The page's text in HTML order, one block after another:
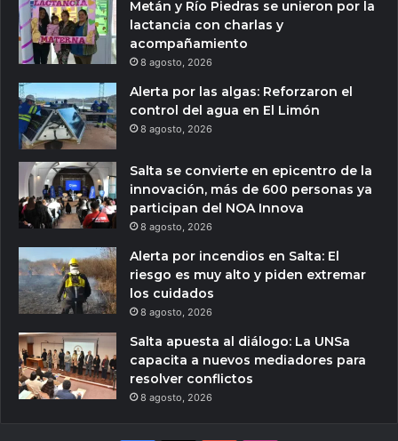
Metán y Río Piedras se unieron por la
lactancia con charlas y
acompañamiento
8 agosto, 2026
Alerta por las algas: Reforzaron el
control del agua en El Limón
8 agosto, 2026
Salta se convierte en epicentro de la
innovación, más de 600 personas ya
participan del NOA Innova
8 agosto, 2026
Alerta por incendios en Salta: El
riesgo es muy alto y piden extremar
los cuidados
8 agosto, 2026
Salta apuesta al diálogo: La UNSa
capacita a nuevos mediadores para
resolver conflictos
8 agosto, 2026